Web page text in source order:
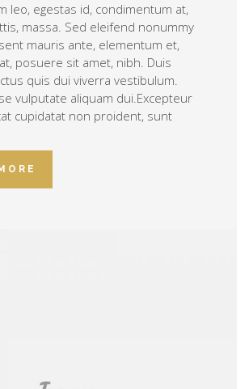
leo, egestas id, condimentum at,
massa. Sed eleifend nonummy
mauris ante, elementum et,
posuere sit amet, nibh. Duis
quis dui viverra vestibulum.
vulputate aliquam dui.Excepteur
cupidatat non proident, sunt